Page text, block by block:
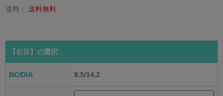
送料：送料無料
【右目】 の選択
BC/DIA 8.5/14.2